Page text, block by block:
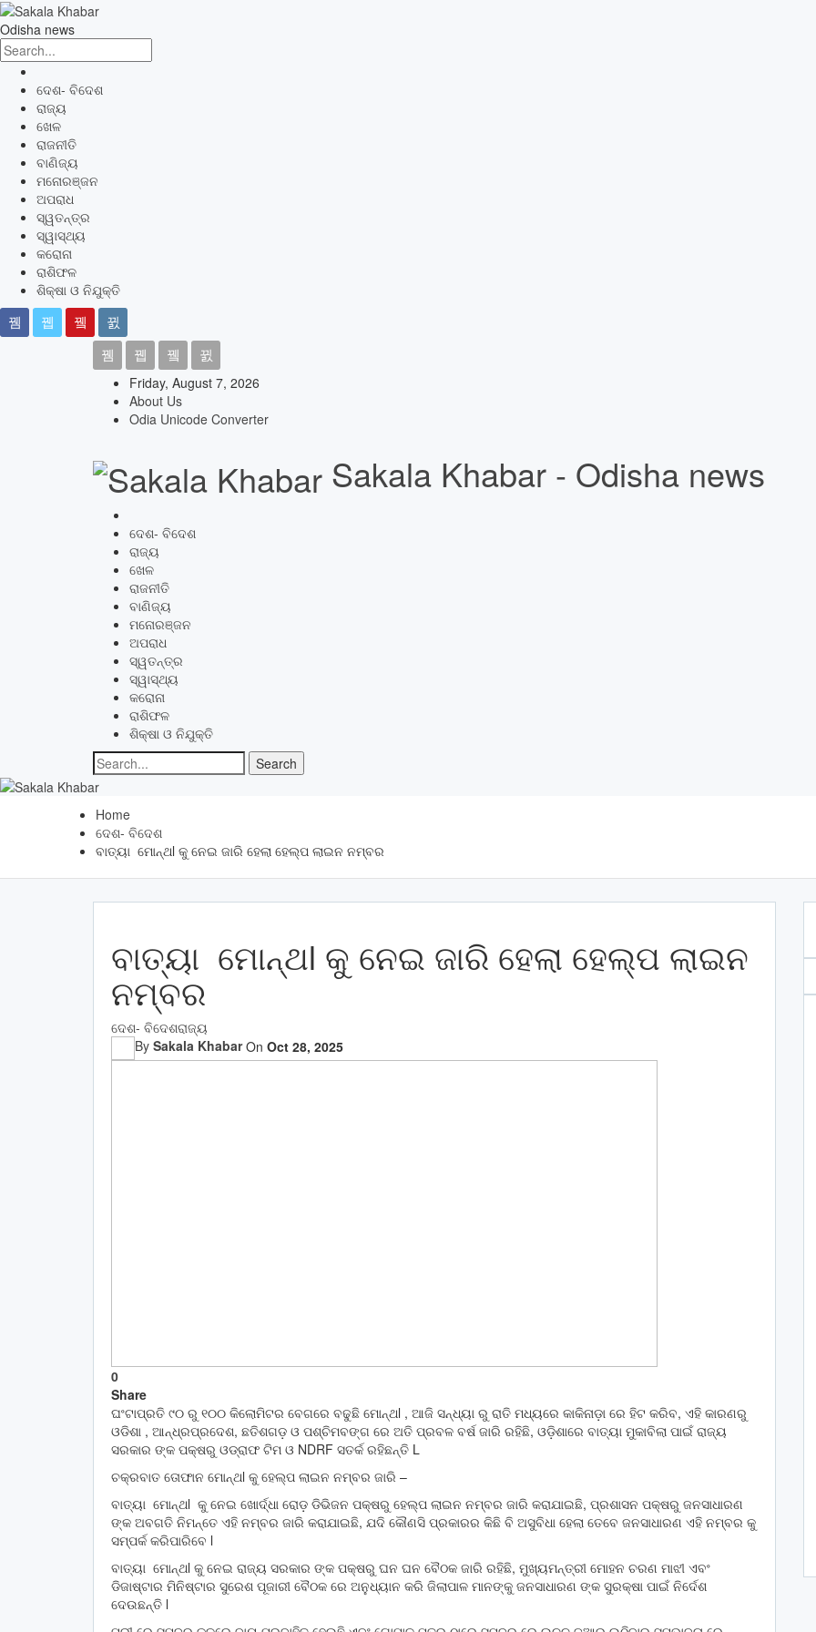
Odisha news
ଦେଶ- ବିଦେଶ
ରାଜ୍ୟ
ଖେଳ
ରାଜନୀତି
ବାଣିଜ୍ୟ
ମନୋରଞ୍ଜନ
ଅପରାଧ
ସ୍ୱତନ୍ତ୍ର
ସ୍ୱାସ୍ଥ୍ୟ
କରୋନା
ରାଶିଫଳ
ଶିକ୍ଷା ଓ ନିଯୁକ୍ତି
Friday, August 7, 2026
About Us
Odia Unicode Converter
Sakala Khabar - Odisha news
ଦେଶ- ବିଦେଶ
ରାଜ୍ୟ
ଖେଳ
ରାଜନୀତି
ବାଣିଜ୍ୟ
ମନୋରଞ୍ଜନ
ଅପରାଧ
ସ୍ୱତନ୍ତ୍ର
ସ୍ୱାସ୍ଥ୍ୟ
କରୋନା
ରାଶିଫଳ
ଶିକ୍ଷା ଓ ନିଯୁକ୍ତି
Home
ଦେଶ- ବିଦେଶ
ବାତ୍ୟା ମୋନ୍ଥl କୁ ନେଇ ଜାରି ହେଲା ହେଲ୍ପ ଲାଇନ ନମ୍ବର
ବାତ୍ୟା ମୋନ୍ଥl କୁ ନେଇ ଜାରି ହେଲା ହେଲ୍ପ ଲାଇନ
ନମ୍ବର
ଦେଶ- ବିଦେଶରାଜ୍ୟ
By Sakala Khabar On Oct 28, 2025
0
Share
ଘଂଟାପ୍ରତି ୯୦ ରୁ ୧୦୦ କିଲୋମିଟର ବେଗରେ ବଢୁଛି ମୋନ୍ଥl , ଆଜି ସନ୍ଧ୍ୟା ରୁ ରାତି ମଧ୍ୟରେ କାକିନାଡ଼ା ରେ ହିଟ କରିବ, ଏହି କାରଣରୁ
ଓଡିଶା , ଆନ୍ଧ୍ରପ୍ରଦେଶ, ଛତିଶଗଡ଼ ଓ ପଶ୍ଚିମବଙ୍ଗ ରେ ଅତି ପ୍ରବଳ ବର୍ଷ ଜାରି ରହିଛି, ଓଡ଼ିଶାରେ ବାତ୍ୟା ମୁକାବିଲା ପାଇଁ ରାଜ୍ୟ
ସରକାର ଙ୍କ ପକ୍ଷରୁ ଓଡ୍ରାଫ ଟିମ ଓ NDRF ସତର୍କ ରହିଛନ୍ତି L
ଚକ୍ରବାତ ତୋଫାନ ମୋନ୍ଥl କୁ ହେଲ୍ପ ଲାଇନ ନମ୍ବର ଜାରି –
ବାତ୍ୟା ମୋନ୍ଥl କୁ ନେଇ ଖୋର୍ଦ୍ଧା ରୋଡ଼ ଡିଭିଜନ ପକ୍ଷରୁ ହେଲ୍ପ ଲାଇନ ନମ୍ବର ଜାରି କରାଯାଇଛି, ପ୍ରଶାସନ ପକ୍ଷରୁ ଜନସାଧାରଣ
ଙ୍କ ଅବଗତି ନିମନ୍ତେ ଏହି ନମ୍ବର ଜାରି କରାଯାଇଛି, ଯଦି କୌଣସି ପ୍ରକାରର କିଛି ବି ଅସୁବିଧା ହେଲା ତେବେ ଜନସାଧାରଣ ଏହି ନମ୍ବର କୁ
ସମ୍ପର୍କ କରିପାରିବେ l
ବାତ୍ୟା ମୋନ୍ଥl କୁ ନେଇ ରାଜ୍ୟ ସରକାର ଙ୍କ ପକ୍ଷରୁ ଘନ ଘନ ବୈଠକ ଜାରି ରହିଛି, ମୁଖ୍ୟମନ୍ତ୍ରୀ ମୋହନ ଚରଣ ମାଝୀ ଏବଂ
ଡିଜାଷ୍ଟାର ମିନିଷ୍ଟାର ସୁରେଶ ପୂଜାରୀ ବୈଠକ ରେ ଅନୁଧ୍ୟାନ କରି ଜିଲାପାଳ ମାନଙ୍କୁ ଜନସାଧାରଣ ଙ୍କ ସୁରକ୍ଷା ପାଇଁ ନିର୍ଦେଶ
ଦେଉଛନ୍ତି l